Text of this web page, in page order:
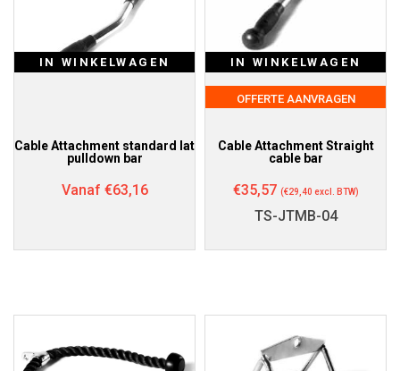
IN WINKELWAGEN
Cable Attachment standard lat
pulldown bar
Vanaf €63,16
IN WINKELWAGEN
OFFERTE AANVRAGEN
Cable Attachment Straight
cable bar
€35,57 (€29,40 excl. BTW)
TS-JTMB-04